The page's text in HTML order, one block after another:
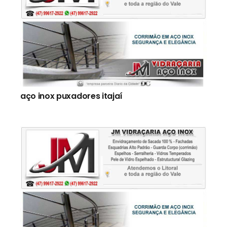
aço inox puxadores itajaí
Novidaes
Escada aço inox para piscina itajaí
Escada aço inox para residencia itajaí
Escada de inox com vidro itajaí
Fabricação de Escadas Aço Inox itajaí
Escadas de Aço Inox itajaí
itajaí Puxador aço inox
Escada aço inox itajaí